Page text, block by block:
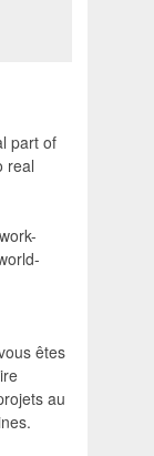
part of
real
êtes
au